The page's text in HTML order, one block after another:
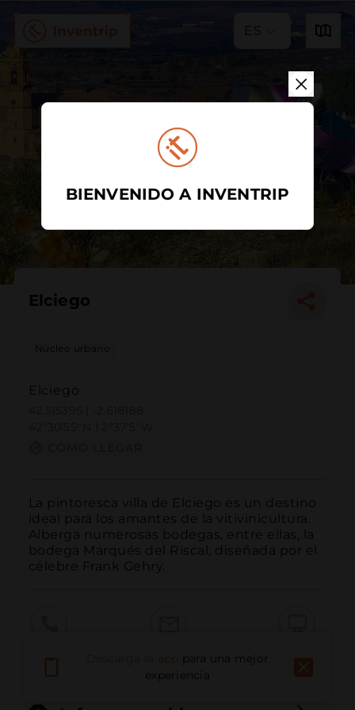
ES
Elciego
Núcleo urbano
Elciego
La pintoresca villa de Elciego es un destino
ideal para los amantes de la vitivinicultura.
Alberga numerosas bodegas, entre ellas, la
bodega Marqués del Riscal, diseñada por el
célebre Frank Gehry.
Emailpara una mejor
experiencia
BIENVENIDO A INVENTRIP